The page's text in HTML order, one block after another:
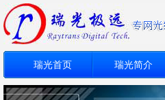
瑞光首页 瑞光简介